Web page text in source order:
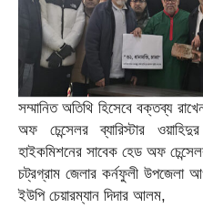
সম্মানিত অতিথি হিসেবে বক্তব্য
অফ চেন্সেলর ব্যারিস্টার
হাইকমিশনের সাবেক হেড অফ
চট্রগ্রাম জেলার কর্নফুলী উপজেলা
ইউপি চেয়ারম্যান দিদার আলম,